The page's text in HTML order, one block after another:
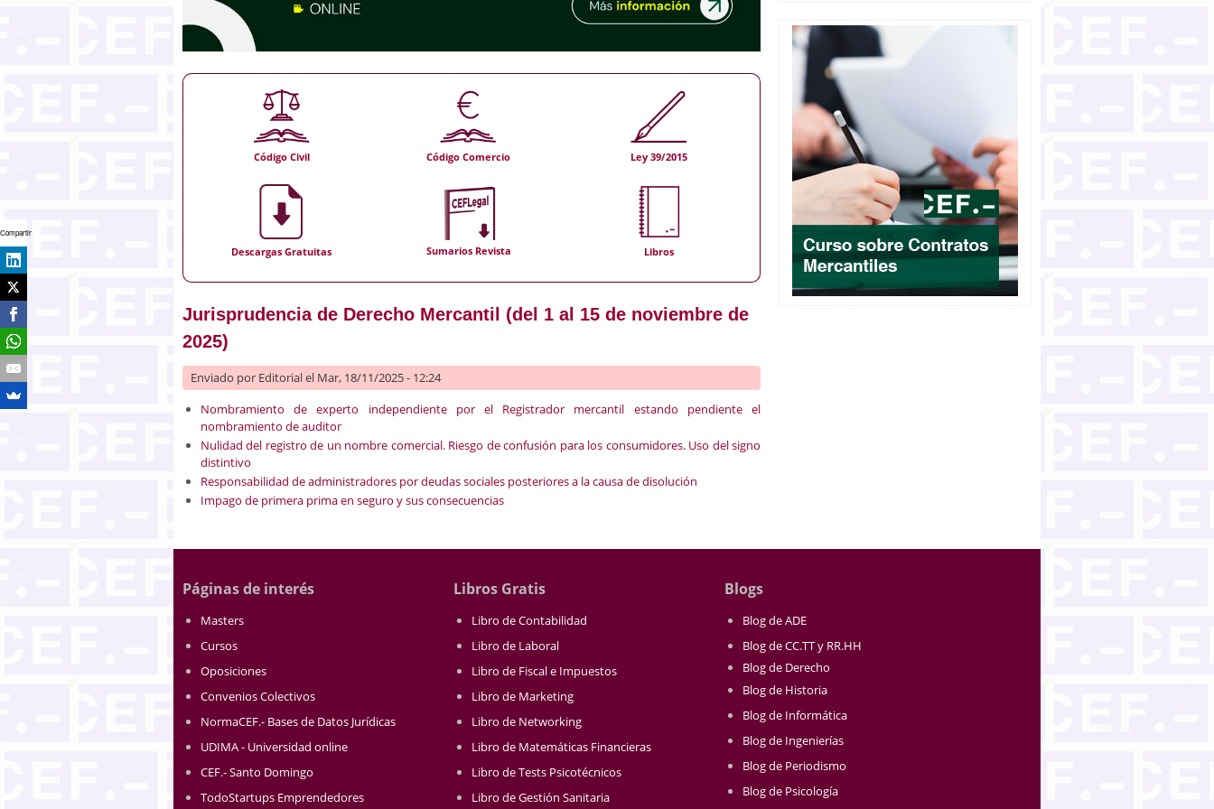
Código Civil Código Comercio Ley 39/2015
Descargas Gratuitas Sumarios Revista Libros
Jurisprudencia de Derecho Mercantil (del 1 al 15 de noviembre de
2025)
Enviado por Editorialel Mar, 18/11/2025 - 12:24
Nombramiento de experto independiente por el Registrador mercantil estando pendiente el
nombramiento de auditor
Nulidad del registro de un nombre comercial. Riesgo de confusión para los consumidores. Uso del signo
distintivo
Responsabilidad de administradores por deudas sociales posteriores a la causa de disolución
Impago de primera prima en seguro y sus consecuencias
Páginas de interés
Masters
Cursos
Oposiciones
Convenios Colectivos
NormaCEF.- Bases de Datos Jurídicas
UDIMA - Universidad online
CEF.- Santo Domingo
TodoStartups Emprendedores
Libros Gratis
Libro de Contabilidad
Libro de Laboral
Libro de Fiscal e Impuestos
Libro de Marketing
Libro de Networking
Libro de Matemáticas Financieras
Libro de Tests Psicotécnicos
Libro de Gestión Sanitaria
Blogs
Blog de ADE
Blog de CC.TT y RR.HH
Blog de Derecho
Blog de Historia
Blog de Informática
Blog de Ingenierías
Blog de Periodismo
Blog de Psicología
Compartir